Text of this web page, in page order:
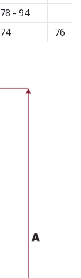
78 - 94
74
76